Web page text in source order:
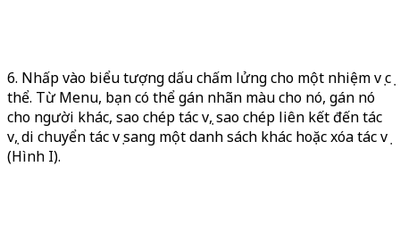
6. Nhấp vào biểu tượng dấu chấm lửng cho một nhiệm vụ cụ
thể. Từ Menu, bạn có thể gán nhãn màu cho nó, gán nó
cho người khác, sao chép tác vụ, sao chép liên kết đến tác
vụ, di chuyển tác vụ sang một danh sách khác hoặc xóa tác vụ
(Hình I).